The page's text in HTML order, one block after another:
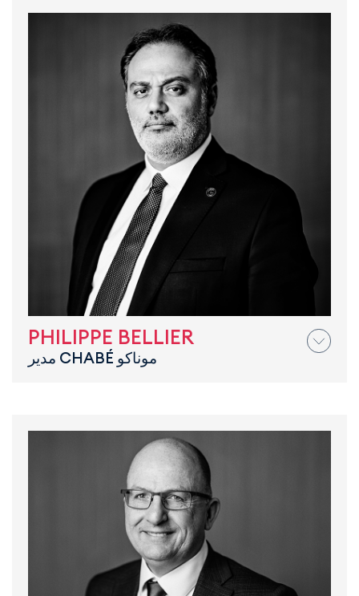
PHILIPPE BELLIER
مدير CHABÉ موناكو